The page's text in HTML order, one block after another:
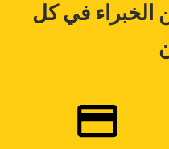
الخبراء في كل